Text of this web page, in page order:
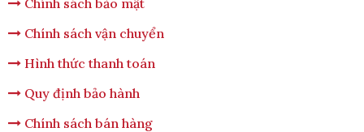
Chính sách vận chuyển
Hình thức thanh toán
Quy định bảo hành
Chính sách bán hàng